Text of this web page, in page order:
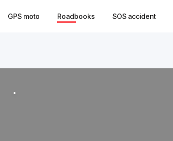
GPS moto Roadbooks SOS accident